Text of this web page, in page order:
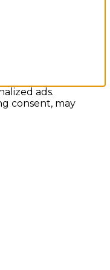
ads.
consent, may